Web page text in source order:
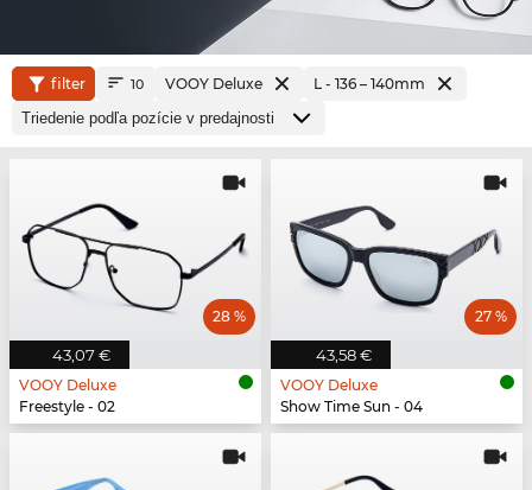
filter 10 VOOY Deluxe L - 136 – 140mm
43,07 €
28 %
VOOY Deluxe
Freestyle - 02
43,58 €
27 %
VOOY Deluxe
Show Time Sun - 04